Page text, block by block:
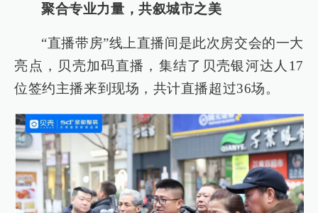
聚合专业力量，共叙城市之美
“直播带房”线上直播间是此次房交会的一大
亮点，贝壳加码直播，集结了贝壳银河达人17
位签约主播来到现场，共计直播超过36场。